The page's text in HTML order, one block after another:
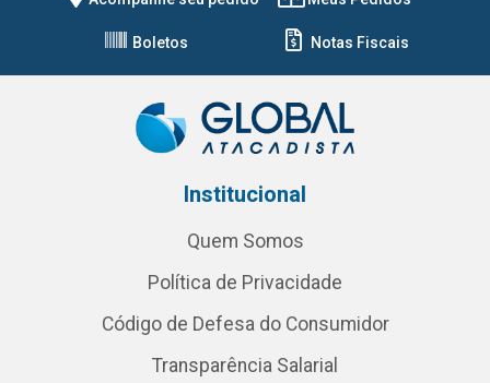
Boletos Notas Fiscais
Institucional
Quem Somos
Política de Privacidade
Código de Defesa do Consumidor
Transparência Salarial